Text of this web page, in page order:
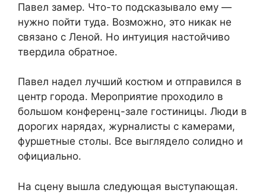
Павел замер. Что-то подсказывало ему —
нужно пойти туда. Возможно, это никак не
связано с Леной. Но интуиция настойчиво
твердила обратное.
Павел надел лучший костюм и отправился в
центр города. Мероприятие проходило в
большом конференц-зале гостиницы. Люди в
дорогих нарядах, журналисты с камерами,
фуршетные столы. Все выглядело солидно и
официально.
На сцену вышла следующая выступающая.